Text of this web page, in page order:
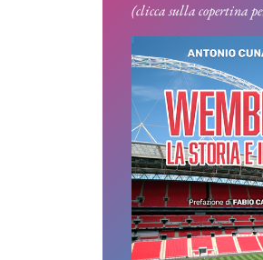
(clicca sulla copertina